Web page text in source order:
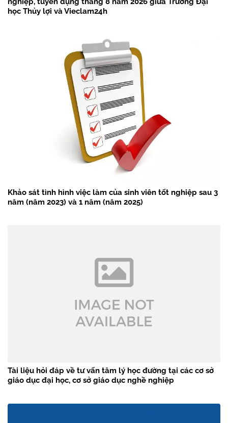
học Thủy lợi và Vieclam24h
Khảo sát tình hình việc làm của sinh viên tốt nghiệp sau 3
năm (năm 2023) và 1 năm (năm 2025)
Tài liệu hỏi đáp về tư vấn tâm lý học đường tại các cơ sở
giáo dục đại học, cơ sở giáo dục nghề nghiệp